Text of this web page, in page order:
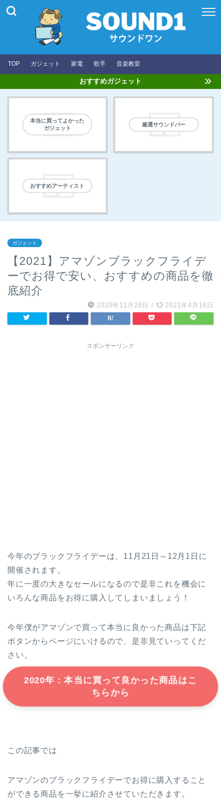
TOP ガジェット 家電 歌手 音楽教室
おすすめガジェット
本当に買ってよかった
ガジェット
厳選サウンドバー
おすすめアーティスト
ガジェット
【2021】アマゾンブラックフライデ
ーでお得で安い、おすすめの商品を徹
底紹介
2020年11月28日 / 2021年4月16日
スポンサーリンク
今年のブラックフライデーは、11月21日～12月1日に
開催されます。
年に一度の大きなセールになるので是非これを機会に
いろんな商品をお得に購入してしまいましょう！
今年僕がアマゾンで買って本当に良かった商品は下記
ボタンからページにいけるので、是非見ていってくだ
さい。
2020年：本当に買って良かった商品はこ
ちらから
この記事では
アマゾンのブラックフライデーでお得に購入すること
ができる商品を一挙に紹介させていただきます。